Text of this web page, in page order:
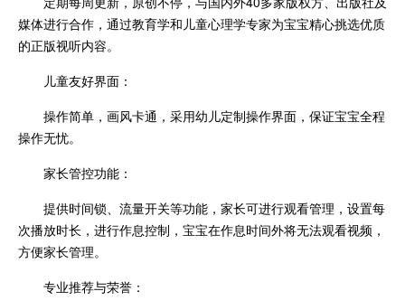
媒体进行合作，通过教育学和儿童心理学专家为宝宝精心挑选优质
的正版视听内容。
儿童友好界面：
操作简单，画风卡通，采用幼儿定制操作界面，保证宝宝全程
操作无忧。
家长管控功能：
提供时间锁、流量开关等功能，家长可进行观看管理，设置每
次播放时长，进行作息控制，宝宝在作息时间外将无法观看视频，
方便家长管理。
专业推荐与荣誉：